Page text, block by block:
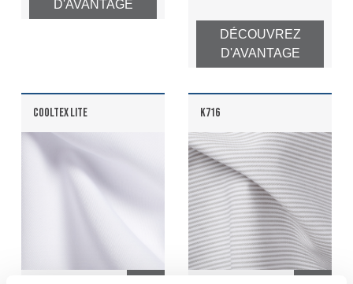
D'AVANTAGE
DÉCOUVREZ
D'AVANTAGE
COOLTEX LITE K716